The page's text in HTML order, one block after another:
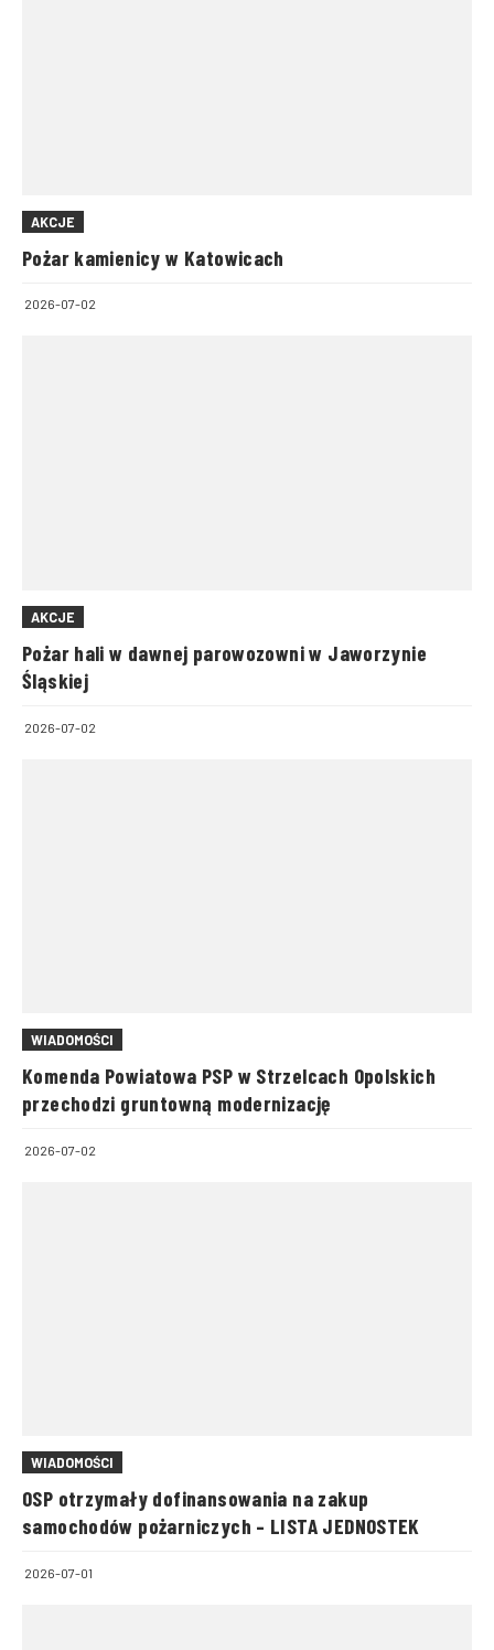
AKCJE
Pożar kamienicy w Katowicach
2026-07-02
AKCJE
Pożar hali w dawnej parowozowni w Jaworzynie
Śląskiej
2026-07-02
WIADOMOŚCI
Komenda Powiatowa PSP w Strzelcach Opolskich
przechodzi gruntowną modernizację
2026-07-02
WIADOMOŚCI
OSP otrzymały dofinansowania na zakup
samochodów pożarniczych – LISTA JEDNOSTEK
2026-07-01